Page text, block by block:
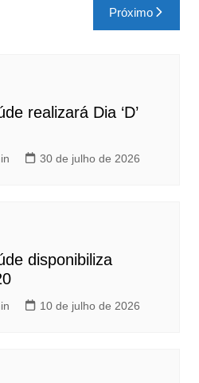
Próximo
realizará Dia ‘D’
30 de julho de 2026
disponibiliza
10 de julho de 2026